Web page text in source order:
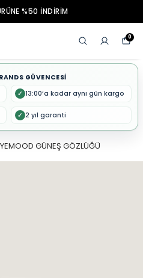
%50 İNDİRİM
0
GÜVENCESİ
✓ 13:00’a kadar aynı gün kargo
✓ 2 yıl garanti
GÜNEŞ GÖZLÜĞÜ